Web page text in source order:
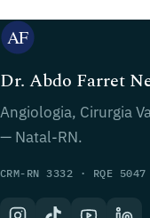
Dr. Abdo Farret
Angiologia, Cirurgia
— Natal-RN.
CRM-RN 3332 · RQE 5047